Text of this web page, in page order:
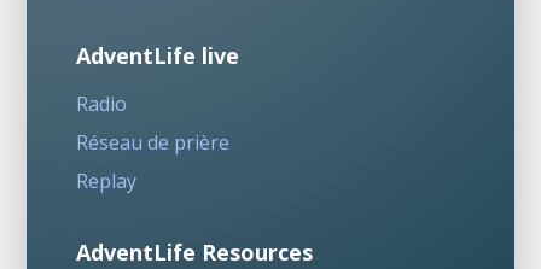
AdventLife live
Radio
Réseau de prière
Replay
AdventLife Resources